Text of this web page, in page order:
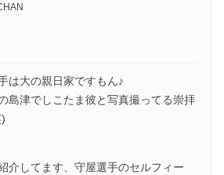
は大の親日家ですもん♪
島津でしこたま彼と写真撮ってる崇拝
介してます、守屋選手のセルフィー